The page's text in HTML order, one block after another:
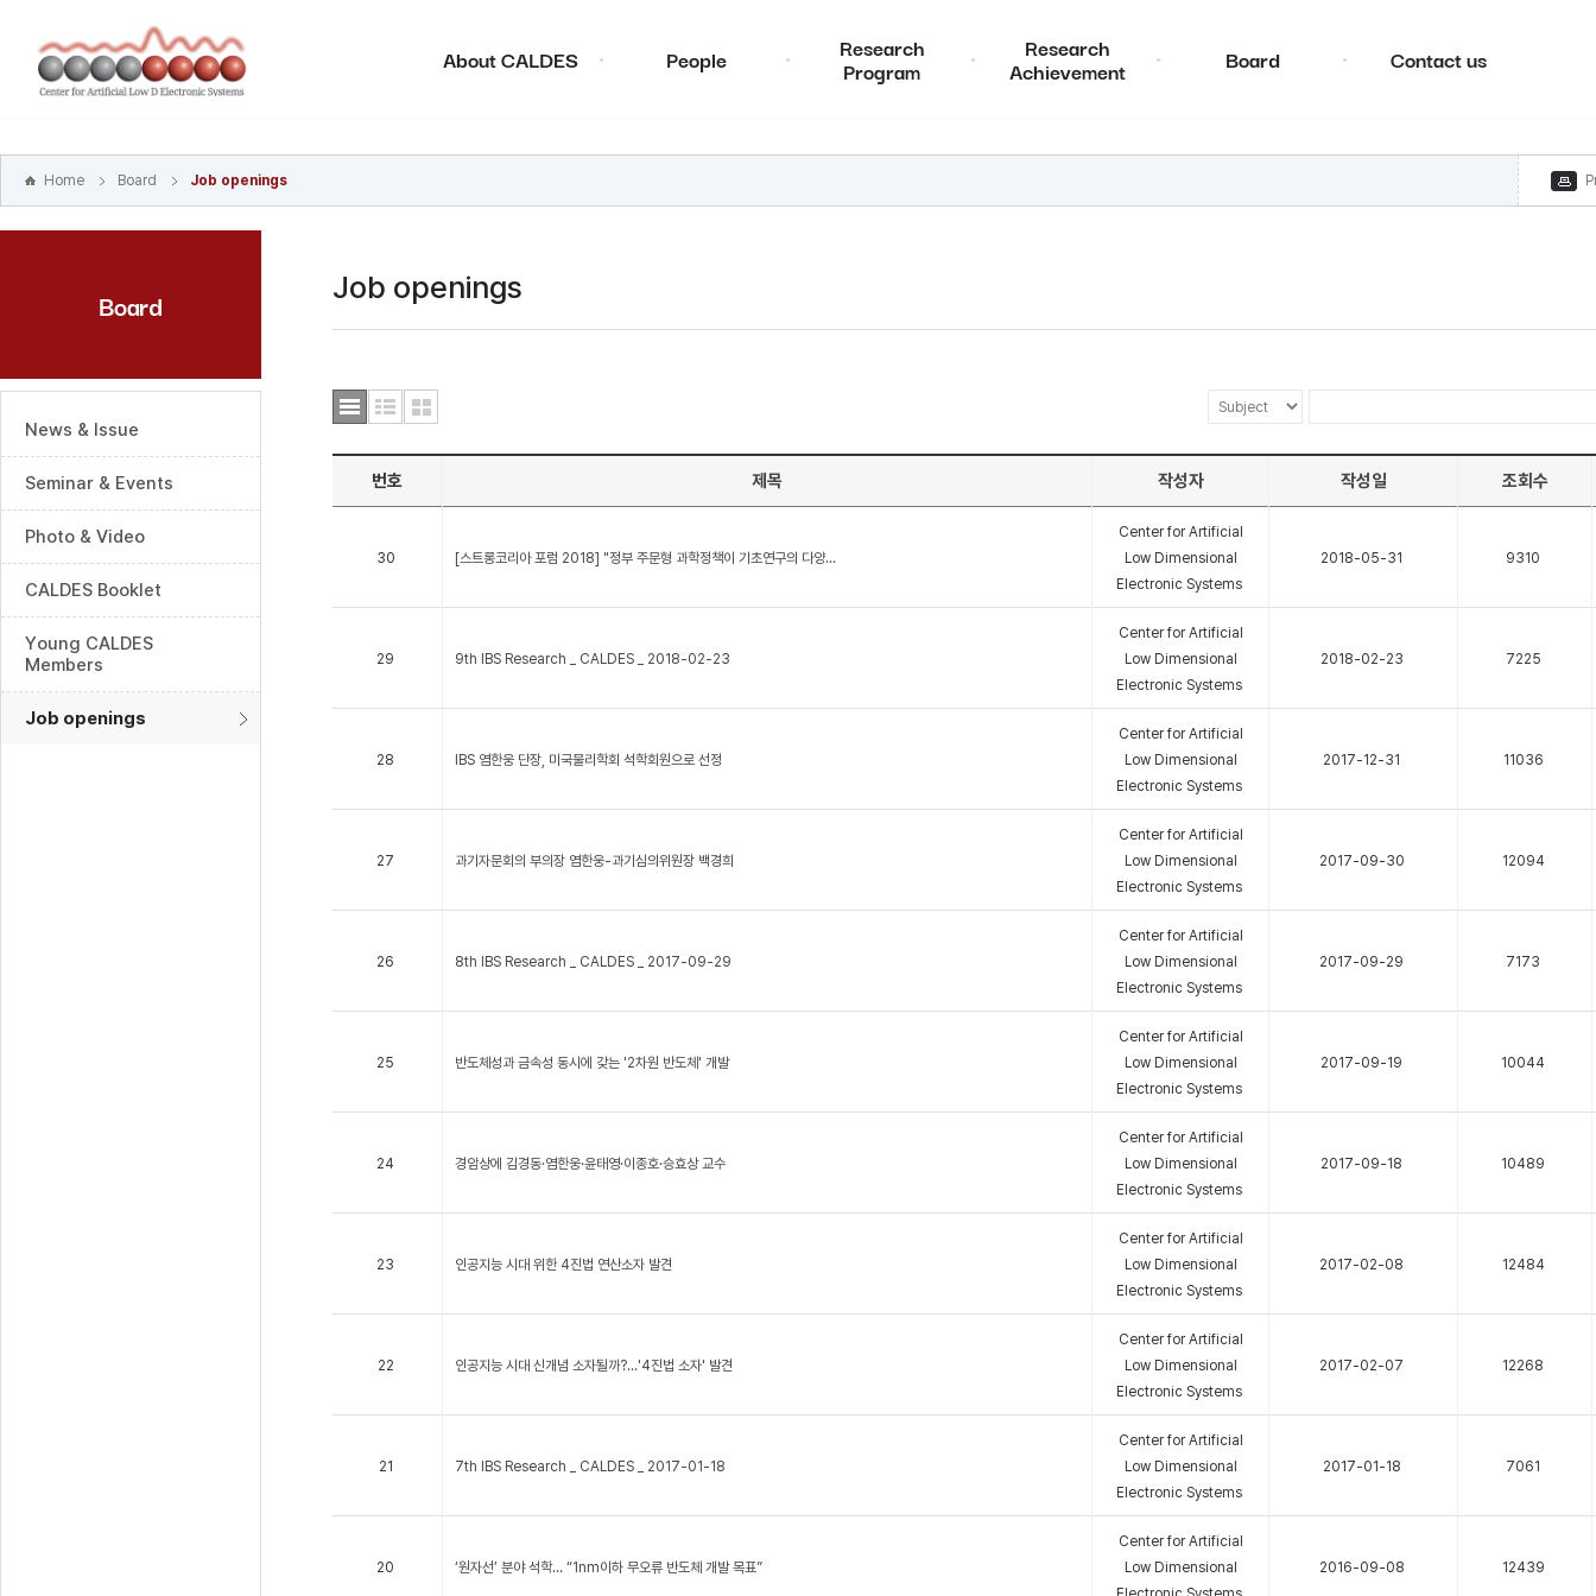
바로가기
주메뉴
바로가기
About CALDES People Research
Program
Research
Achievement Board Contact us
Home Board Job openings
Board
News & Issue
Seminar & Events
Photo & Video
CALDES Booklet
Young CALDES
Members
Job openings
Job openings
번호 제목 작성자 작성일 조회수
30 [스트롱코리아 포럼 2018] "정부 주문형 과학정책이 기초연구의 다양...
Center for Artificial
Low Dimensional
Electronic Systems
2018-05-31 9310
29 9th IBS Research _ CALDES _ 2018-02-23
Center for Artificial
Low Dimensional
Electronic Systems
2018-02-23 7225
28 IBS 염한웅 단장, 미국물리학회 석학회원으로 선정
Center for Artificial
Low Dimensional
Electronic Systems
2017-12-31 11036
27 과기자문회의 부의장 염한웅-과기심의위원장 백경희
Center for Artificial
Low Dimensional
Electronic Systems
2017-09-30 12094
26 8th IBS Research _ CALDES _ 2017-09-29
Center for Artificial
Low Dimensional
Electronic Systems
2017-09-29 7173
25 반도체성과 금속성 동시에 갖는 '2차원 반도체' 개발
Center for Artificial
Low Dimensional
Electronic Systems
2017-09-19 10044
24 경암상에 김경동·염한웅·윤태영·이종호·승효상 교수
Center for Artificial
Low Dimensional
Electronic Systems
2017-09-18 10489
23 인공지능 시대 위한 4진법 연산소자 발견
Center for Artificial
Low Dimensional
Electronic Systems
2017-02-08 12484
22 인공지능 시대 신개념 소자될까?…'4진법 소자' 발견
Center for Artificial
Low Dimensional
Electronic Systems
2017-02-07 12268
21 7th IBS Research _ CALDES _ 2017-01-18
Center for Artificial
Low Dimensional
Electronic Systems
2017-01-18 7061
20 ‘원자선’ 분야 석학… “1nm이하 무오류 반도체 개발 목표”
Center for Artificial
Low Dimensional
2016-09-08 12439